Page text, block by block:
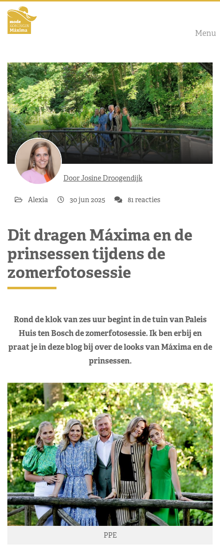
Menu
Door Josine Droogendijk
Alexia 30 jun 2025 81 reacties
Dit dragen Máxima en de
prinsessen tijdens de
zomerfotosessie
Rond de klok van zes uur begint in de tuin van Paleis
Huis ten Bosch de zomerfotosessie. Ik ben erbij en
praat je in deze blog bij over de looks van Máxima en de
prinsessen.
PPE